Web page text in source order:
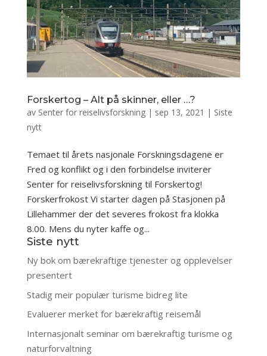
Forskertog – Alt på skinner, eller …?
av Senter for reiselivsforskning| sep 13, 2021 | Siste
nytt
Temaet til årets nasjonale Forskningsdagene er
Fred og konflikt og i den forbindelse inviterer
Senter for reiselivsforskning til Forskertog!
Forskerfrokost Vi starter dagen på Stasjonen på
Lillehammer der det severes frokost fra klokka
8.00. Mens du nyter kaffe og...
Siste nytt
Ny bok om bærekraftige tjenester og opplevelser
presentert
Stadig meir populær turisme bidreg lite
Evaluerer merket for bærekraftig reisemål
Internasjonalt seminar om bærekraftig turisme og
naturforvaltning